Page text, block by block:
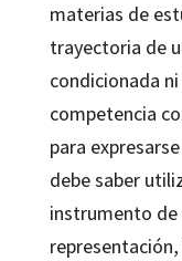
materias de
trayectoria de
condicionada
competencia
para
debe saber
instrumento